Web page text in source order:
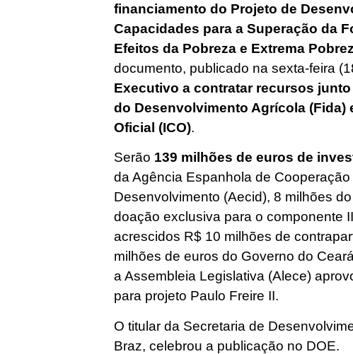
financiamento do Projeto de
Capacidades para a Superação da
Efeitos da Pobreza e Extrema
documento, publicado na sexta-feira
Executivo a contratar recursos
do Desenvolvimento Agrícola (Fida)
Oficial (ICO).
Serão 139 milhões de euros de
da Agência Espanhola de
Desenvolvimento (Aecid), 8 milhões
doação exclusiva para o componente
acrescidos R$ 10 milhões de
milhões de euros do Governo do
a Assembleia Legislativa (Alece)
para projeto Paulo Freire II.
O titular da Secretaria de
Braz, celebrou a publicação no DOE.